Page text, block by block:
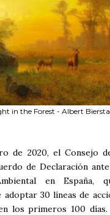
in the Forest - Albert
de 2020, el Consejo
de Declaración
en España,
adoptar 30 líneas de
los primeros 100